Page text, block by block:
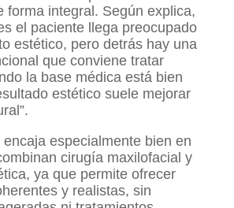
forma integral. Según explica,
el paciente llega preocupado
estético, pero detrás hay una
que conviene tratar
la base médica está bien
estético suele mejorar
especialmente bien en
cirugía maxilofacial y
ya que permite ofrecer
y realistas, sin